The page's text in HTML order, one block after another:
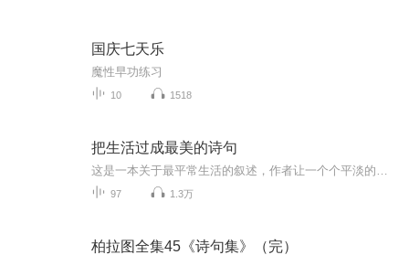
国庆七天乐
魔性早功练习
10 1518
把生活过成最美的诗句
97 1.3万
柏拉图全集45《诗句集》（完）